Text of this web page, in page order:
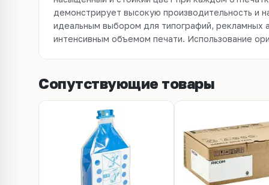
демонстрирует высокую производительность и
идеальным выбором для типографий, рекламных
интенсивным объемом печати. Использование
стандартной офисной бумаги, так и для
Сопутствующие товары